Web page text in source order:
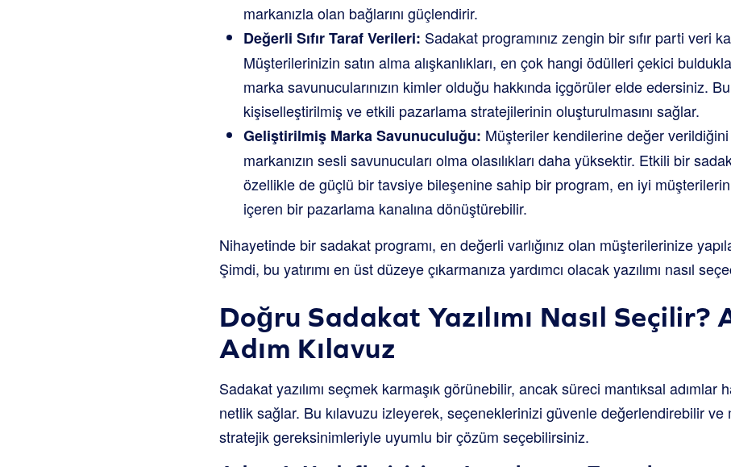
markanızla olan bağlarını güçlendirir.
Değerli Sıfır Taraf Verileri: Sadakat programınız zengin bir sıfır parti veri
Müşterilerinizin satın alma alışkanlıkları, en çok hangi ödülleri çekici
marka savunucularınızın kimler olduğu hakkında içgörüler elde edersiniz.
kişiselleştirilmiş ve etkili pazarlama stratejilerinin oluşturulmasını sağlar.
Geliştirilmiş Marka Savunuculuğu: Müşteriler kendilerine değer
markanızın sesli savunucuları olma olasılıkları daha yüksektir. Etkili bir
özellikle de güçlü bir tavsiye bileşenine sahip bir program, en iyi
içeren bir pazarlama kanalına dönüştürebilir.
Nihayetinde bir sadakat programı, en değerli varlığınız olan müşterilerinize
Şimdi, bu yatırımı en üst düzeye çıkarmanıza yardımcı olacak yazılımı nasıl
Doğru Sadakat Yazılımı Nasıl Seçilir?
Adım Kılavuz
Sadakat yazılımı seçmek karmaşık görünebilir, ancak süreci mantıksal adımlar
netlik sağlar. Bu kılavuzu izleyerek, seçeneklerinizi güvenle değerlendirebilir ve
stratejik gereksinimleriyle uyumlu bir çözüm seçebilirsiniz.